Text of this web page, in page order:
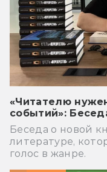
«Читателю
событий»:
Беседа о новой
литературе,
голос в жанре.